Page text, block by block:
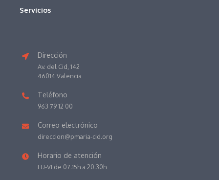
Servicios
Dirección
Av. del Cid, 142
46014 Valencia
Teléfono
963 79 12 00
Correo electrónico
direccion@pmaria-cid.org
Horario de atención
LU-VI de 07.15h a 20.30h